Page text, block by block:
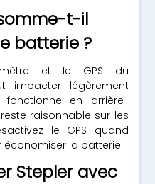
t-il
batterie ?
et le GPS du
impacter légèrement
fonctionne en arrière-
raisonnable sur les
le GPS quand
la batterie.
Stepler avec